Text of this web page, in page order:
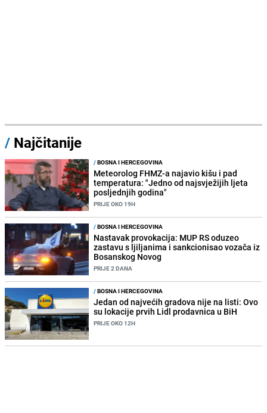
/ Najčitanije
/BOSNA I HERCEGOVINA
Meteorolog FHMZ-a najavio kišu i pad
temperatura: "Jedno od najsvježijih ljeta
posljednjih godina"
PRIJE OKO 19H
/BOSNA I HERCEGOVINA
Nastavak provokacija: MUP RS oduzeo
zastavu s ljiljanima i sankcionisao vozača iz
Bosanskog Novog
PRIJE 2 DANA
/BOSNA I HERCEGOVINA
Jedan od najvećih gradova nije na listi: Ovo
su lokacije prvih Lidl prodavnica u BiH
PRIJE OKO 12H